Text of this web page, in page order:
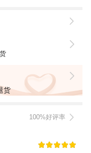
货
100%好评率